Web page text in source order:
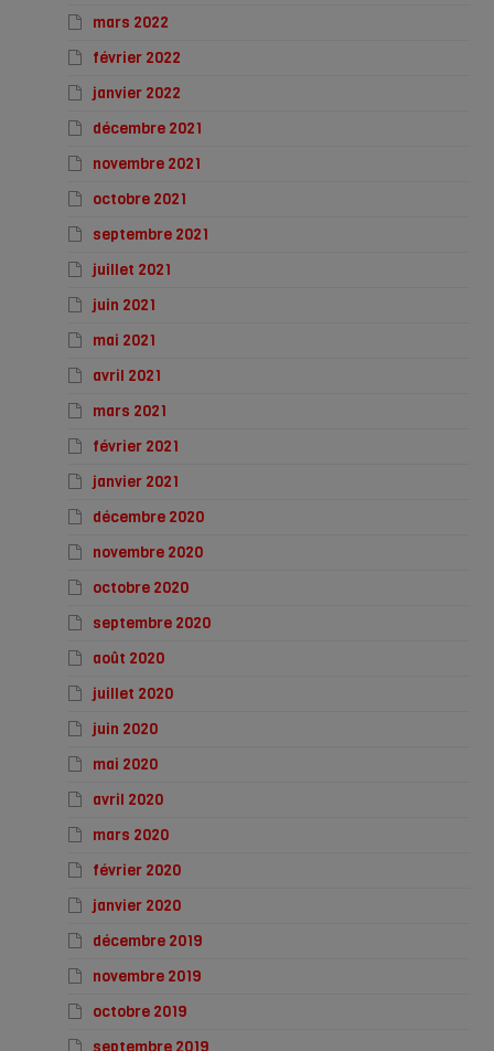
mars 2022
février 2022
janvier 2022
décembre 2021
novembre 2021
octobre 2021
septembre 2021
juillet 2021
juin 2021
mai 2021
avril 2021
mars 2021
février 2021
janvier 2021
décembre 2020
novembre 2020
octobre 2020
septembre 2020
août 2020
juillet 2020
juin 2020
mai 2020
avril 2020
mars 2020
février 2020
janvier 2020
décembre 2019
novembre 2019
octobre 2019